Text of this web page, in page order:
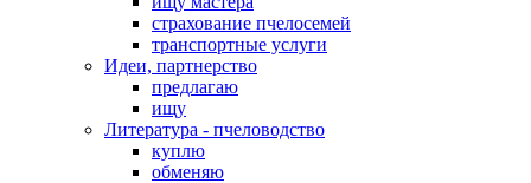
страхование пчелосемей
транспортные услуги
Идеи, партнерство
предлагаю
ищу
Литература - пчеловодство
куплю
обменяю